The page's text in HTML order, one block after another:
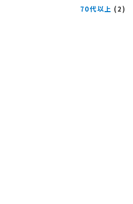
70代以上 (2)